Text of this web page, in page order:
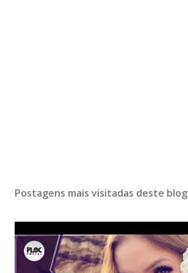
Postagens mais visitadas deste blog